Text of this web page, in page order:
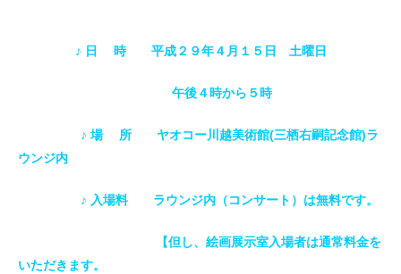
♪ 日 時 平成２９年４月１５日 土曜日
午後４時から５時
♪ 場 所 ヤオコー川越美術館(三栖右嗣記念館)ラ
ウンジ内
♪ 入場料 ラウンジ内（コンサート）は無料です。
【但し、絵画展示室入場者は通常料金を
いただきます。